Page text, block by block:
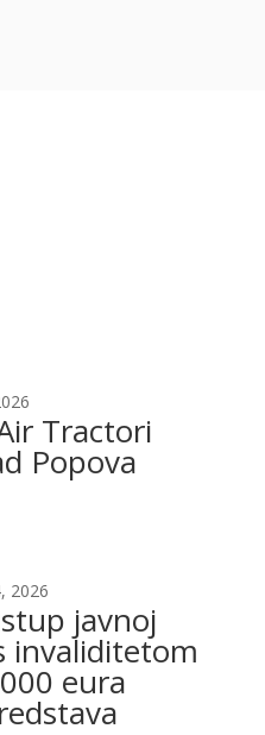
Tractori
Popova
2026
javnoj
invaliditetom
eura